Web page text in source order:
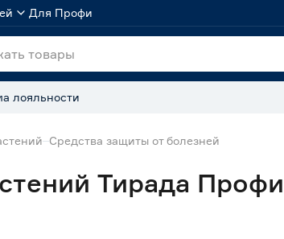
Для Профи
лояльности
Средства защиты от болезней
Тирада